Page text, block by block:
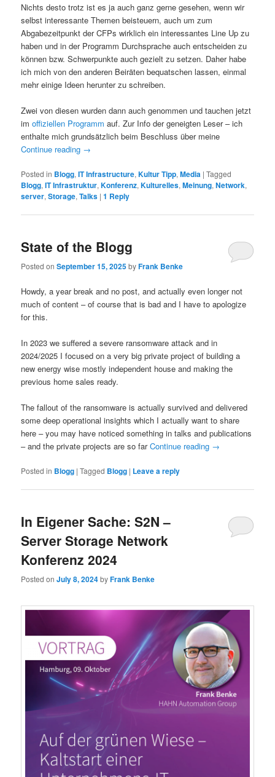
Nichts desto trotz ist es ja auch ganz gerne gesehen, wenn wir
selbst interessante Themen beisteuern, auch um zum
Abgabezeitpunkt der CFPs wirklich ein interessantes Line Up zu
haben und in der Programm Durchsprache auch entscheiden zu
können bzw. Schwerpunkte auch gezielt zu setzen. Daher habe
ich mich von den anderen Beiräten bequatschen lassen, einmal
mehr einige Ideen herunter zu schreiben.
Zwei von diesen wurden dann auch genommen und tauchen jetzt
imoffiziellen Programm auf. Zur Info der geneigten Leser – ich
enthalte mich grundsätzlich beim Beschluss über meine
Continue reading →
Posted in Blogg,IT Infrastructure,Kultur Tipp,Media |Tagged
Blogg,IT Infrastruktur,Konferenz,Kulturelles,Meinung,Network,
server,Storage,Talks |1 Reply
State of the Blogg
Posted onSeptember 15, 2025byFrank Benke
Howdy, a year break and no post, and actually even longer not
much of content – of course that is bad and I have to apologize
for this.
In 2023 we suffered a severe ransomware attack and in
2024/2025 I focused on a very big private project of building a
new energy wise mostly independent house and making the
previous home sales ready.
The fallout of the ransomware is actually survived and delivered
some deep operational insights which I actually want to share
here – you may have noticed something in talks and publications
– and the private projects are so farContinue reading →
Posted in Blogg |Tagged Blogg | Leave a reply
In Eigener Sache: S2N –
Server Storage Network
Konferenz 2024
Posted onJuly 8, 2024byFrank Benke